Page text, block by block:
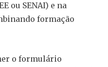
ou SENAI) e na
formação
o formulário